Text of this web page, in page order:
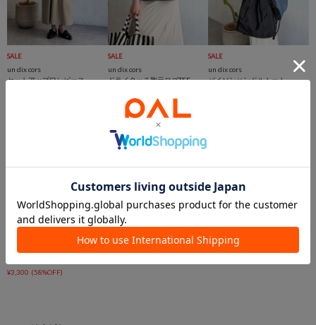
SALE
un dix cors
セットアップワンピース
SALE
un dix cors
ドライタッチ胸元ロゴTEE
SALE
un dix cors
パイソンハンドルトート
un dix cors
¥3,300 (58%OFF)